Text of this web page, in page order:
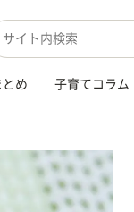
キーワード入力
め 子育てコラム